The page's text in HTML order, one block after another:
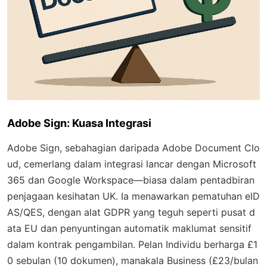
Adobe Sign: Kuasa Integrasi
Adobe Sign, sebahagian daripada Adobe Document Clo
ud, cemerlang dalam integrasi lancar dengan Microsoft
365 dan Google Workspace—biasa dalam pentadbiran
penjagaan kesihatan UK. Ia menawarkan pematuhan eID
AS/QES, dengan alat GDPR yang teguh seperti pusat d
ata EU dan penyuntingan automatik maklumat sensitif
dalam kontrak pengambilan. Pelan Individu berharga £1
0 sebulan (10 dokumen), manakala Business (£23/bulan